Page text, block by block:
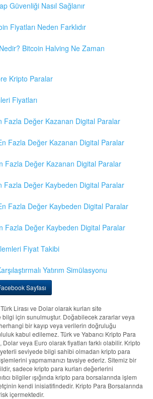
Güvenliği Nasıl Sağlanır
Fiyatları Neden Farklıdır
Bitcoin Halving Ne Zaman
Kripto Paralar
Fiyatları
Fazla Değer Kazanan Digital Paralar
Fazla Değer Kazanan Digital Paralar
Fazla Değer Kazanan Digital Paralar
Fazla Değer Kaybeden Digital Paralar
Fazla Değer Kaybeden Digital Paralar
Fazla Değer Kaybeden Digital Paralar
Fiyat Takibi
Yatırım Simülasyonu
Sayfası
Lirası ve Dolar olarak kurları site
için sunulmuştur. Doğabilecek zararlar veya
bir kayıp veya verilerin doğruluğu
kabul edilemez. Türk ve Yabancı Kripto Para
Dolar veya Euro olarak fiyatları farklı olabilir. Kripto
seviyede bilgi sahibi olmadan kripto para
yapmamanızı tavsiye ederiz. Sitemiz bir
sadece kripto para kurları değerlerini
bilgiler ışığında kripto para borsalarında işlem
kendi inisiatifindedir. Kripto Para Borsalarında
içermektedir.